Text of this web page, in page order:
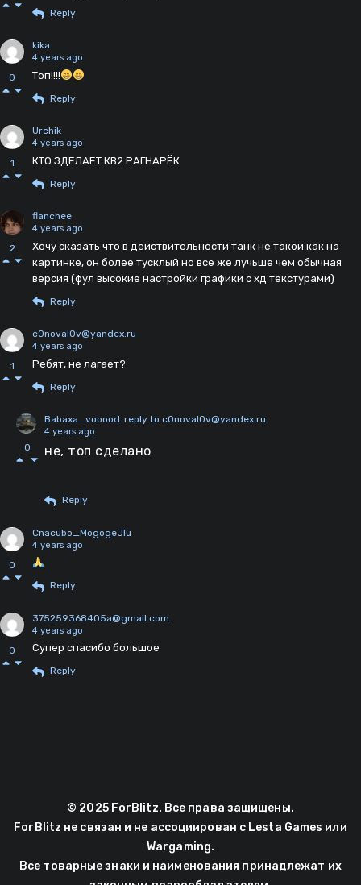
Reply
0
kika
4 years ago
Топ!!!!
Reply
1
Urchik
4 years ago
КТО ЗДЕЛАЕТ КВ2 РАГНАРЁК
Reply
2
flanchee
4 years ago
Хочу сказать что в действительности танк не такой как на
картинке, он более тусклый но все же лучьше чем обычная
версия (фул высокие настройки графики с хд текстурами)
Reply
1
c0noval0v@yandex.ru
4 years ago
Ребят, не лагает?
Reply
0
Babaxa_vooood reply to c0noval0v@yandex.ru
4 years ago
не, топ сделано
Reply
0
Cnacubo_MogogeJIu
4 years ago
Reply
0
375259368405a@gmail.com
4 years ago
Супер спасибо большое
Reply
© 2025 ForBlitz. Все права защищены.
ForBlitz не связан и не ассоциирован с Lesta Games или
Wargaming.
Все товарные знаки и наименования принадлежат их